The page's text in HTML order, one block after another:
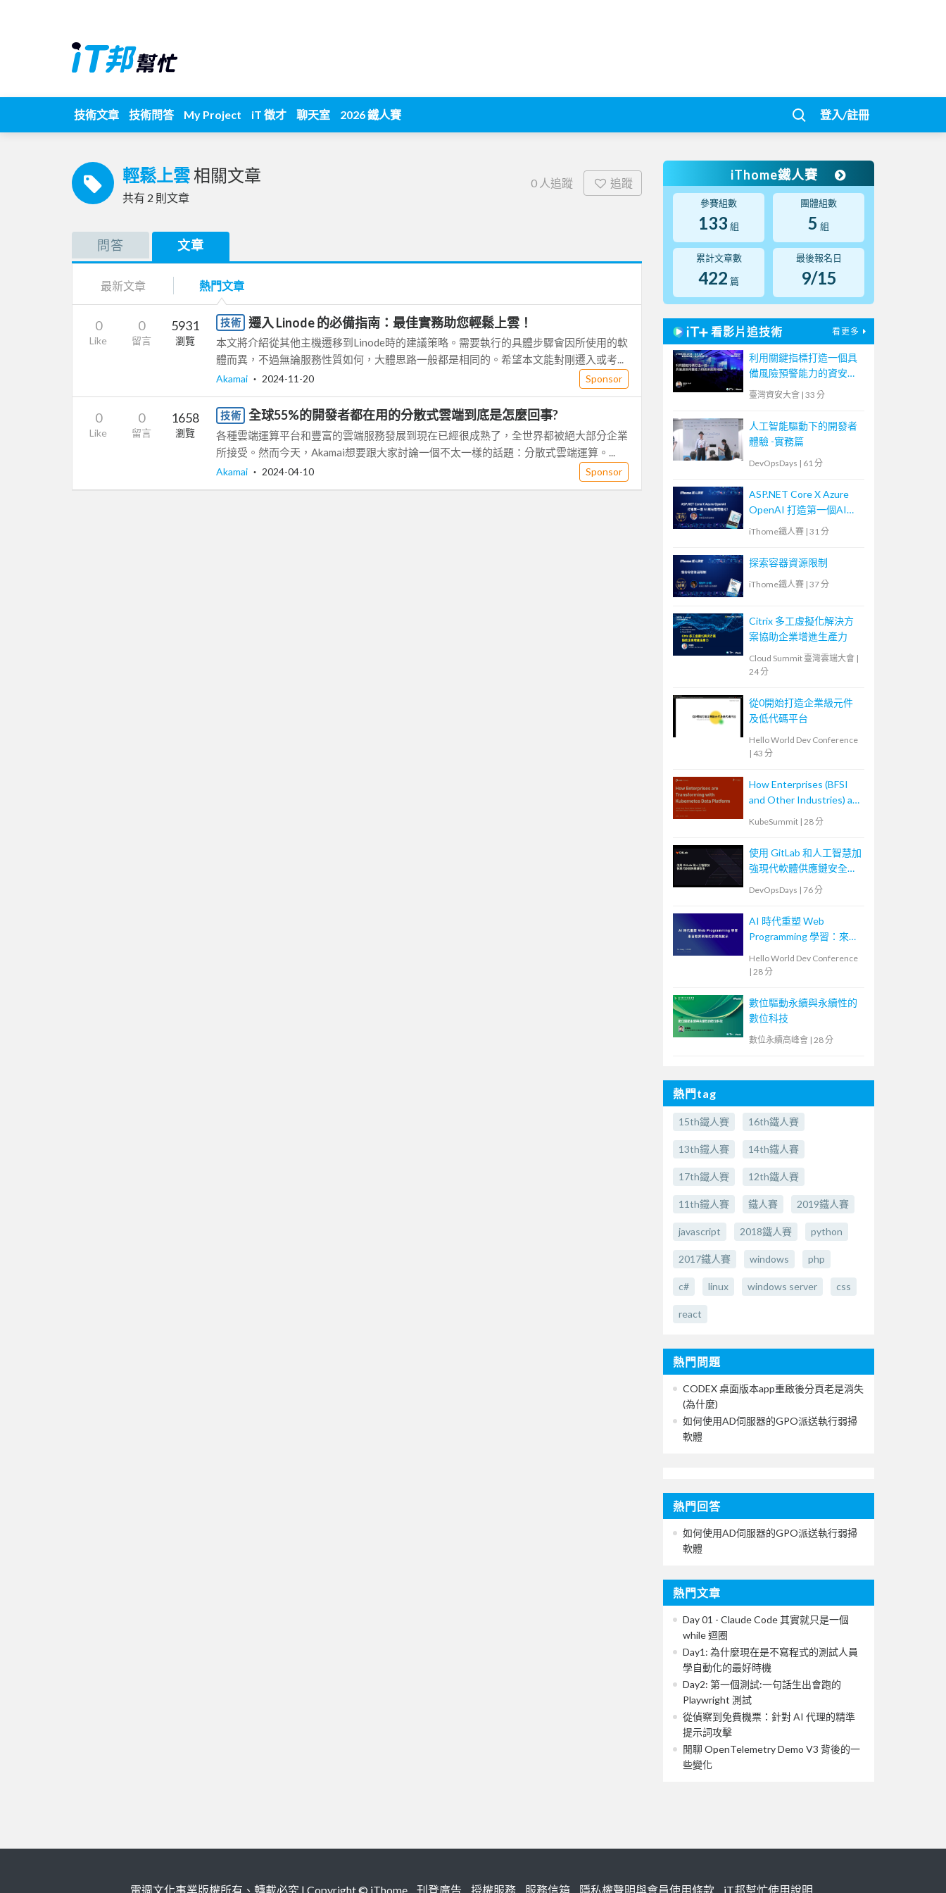
技術文章 技術問答 My Project iT 徵才 聊天室 2026 鐵人賽 登入/註冊
輕鬆上雲 相關文章
共有 2 則文章
0 人追蹤 追蹤
問答 文章
最新文章 熱門文章
0
Like
0
留言
5931
瀏覽
技術 遷入 Linode 的必備指南：最佳實務助您輕鬆上雲！
本文將介紹從其他主機遷移到Linode時的建議策略。需要執行的具體步驟會因所使用的軟
體而異，不過無論服務性質如何，大體思路一般都是相同的。希望本文能對剛遷入或考...
Akamai ‧ 2024-11-20 Sponsor
0
Like
0
留言
1658
瀏覽
技術 全球55%的開發者都在用的分散式雲端到底是怎麼回事?
各種雲端運算平台和豐富的雲端服務發展到現在已經很成熟了，全世界都被絕大部分企業
所接受。然而今天，Akamai想要跟大家討論一個不太一樣的話題：分散式雲端運算。...
Akamai ‧ 2024-04-10 Sponsor
iThome鐵人賽
參賽組數
133 組
團體組數
5 組
累計文章數
422 篇
最後報名日
9/15
看影片追技術 看更多
利用關鍵指標打造一個具
備風險預警能力的資安風
險地圖
臺灣資安大會 | 33 分
人工智能驅動下的開發者
體驗 -實務篇
DevOpsDays | 61 分
ASP.NET Core X Azure
OpenAI 打造第一個AI網
站應用程式！
iThome鐵人賽 | 31 分
探索容器資源限制
iThome鐵人賽 | 37 分
Citrix 多工虛擬化解決方
案協助企業增進生產力
Cloud Summit 臺灣雲端大會 |
24 分
從0開始打造企業級元件
及低代碼平台
Hello World Dev Conference
| 43 分
How Enterprises (BFSI
and Other Industries) are
Transforming with
Platforms
KubeSummit | 28 分
使用 GitLab 和人工智慧加
強現代軟體供應鏈安全
Securing the Modern
with GitLab and AI
DevOpsDays | 76 分
AI 時代重塑 Web
Programming 學習：來自
Hello World Dev Conference
| 28 分
數位驅動永續與永續性的
數位科技
數位永續高峰會 | 28 分
熱門tag
15th鐵人賽 16th鐵人賽
13th鐵人賽 14th鐵人賽
17th鐵人賽 12th鐵人賽
11th鐵人賽 鐵人賽 2019鐵人賽
javascript 2018鐵人賽 python
2017鐵人賽 windows php
c# linux windows server css
react
熱門問題
CODEX 桌面版本app重啟後分頁老是消失
(為什麼)
如何使用AD伺服器的GPO派送執行弱掃
軟體
熱門回答
如何使用AD伺服器的GPO派送執行弱掃
軟體
熱門文章
Day 01 - Claude Code 其實就只是一個
while 迴圈
Day1: 為什麼現在是不寫程式的測試人員
學自動化的最好時機
Day2: 第一個測試:一句話生出會跑的
Playwright 測試
從偵察到免費機票：針對 AI 代理的精準
提示詞攻擊
閒聊 OpenTelemetry Demo V3 背後的一
些變化
電週文化事業版權所有、轉載必究 | Copyright © iThome 刊登廣告 授權服務 服務信箱 隱私權聲明與會員使用條款 iT邦幫忙使用說明